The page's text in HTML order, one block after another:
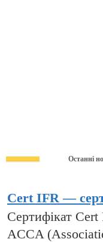
Останні
Cert IFR —
Сертифікат
ACCA